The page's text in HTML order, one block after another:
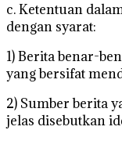
c. Ketentuan
dengan syarat:
1) Berita benar-
yang bersifat
2) Sumber berita
jelas disebutkan